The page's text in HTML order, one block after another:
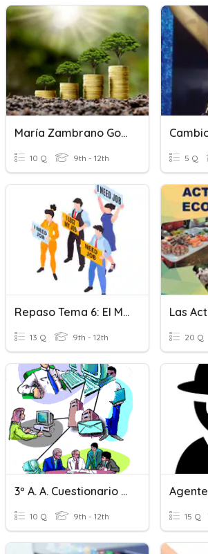
María Zambrano Gordillo _ Curso
10 Q 9th - 12th 5 Q
Repaso Tema 6: El Mercado De Trabajo. Economía 1º Bachillerato
13 Q 9th - 12th 20 Q
3º A. A. Cuestionario Unidad 4
10 Q 9th - 12th 15 Q